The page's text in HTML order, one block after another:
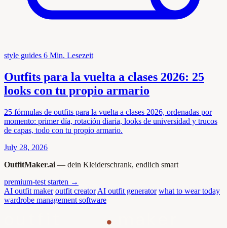
style guides 6 Min. Lesezeit
Outfits para la vuelta a clases 2026: 25
looks con tu propio armario
25 fórmulas de outfits para la vuelta a clases 2026, ordenadas por
momento: primer día, rotación diaria, looks de universidad y trucos
de capas, todo con tu propio armario.
July 28, 2026
OutfitMaker.ai — dein Kleiderschrank, endlich smart
premium-test starten →
AI outfit maker outfit creator AI outfit generator what to wear today
wardrobe management software